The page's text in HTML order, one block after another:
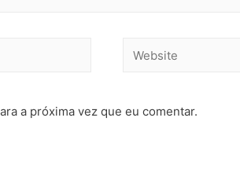
a próxima vez que eu comentar.